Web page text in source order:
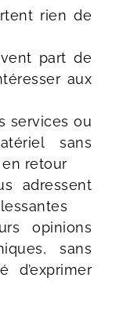
rien de
part de
aux
services ou
sans
retour
adressent
opinions
sans
d’exprimer